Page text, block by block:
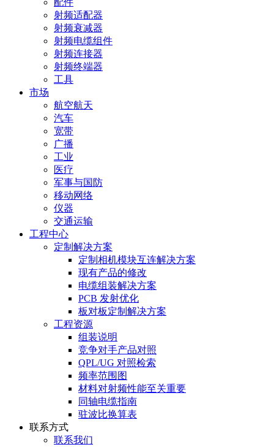
配件
射频适配器
射频衰减器
射频电缆组件
射频连接器
射频终端器
工具
市场
航空航天
汽车
宽带
广播
工业
医疗
军事与国防
移动网络
仪器
交通运输
工程中心
定制解决方案
定制相机模块互连解决方案
现有产品的修改
电缆组装解决方案
PCB 发射优化
板对板定制解决方案
工程资源
组装说明
竞争对手产品对照
QPL/UG 对照检索
频率范围图
材料对射频性能至关重要
同轴电缆指南
驻波比换算表
联系方式
联系我们